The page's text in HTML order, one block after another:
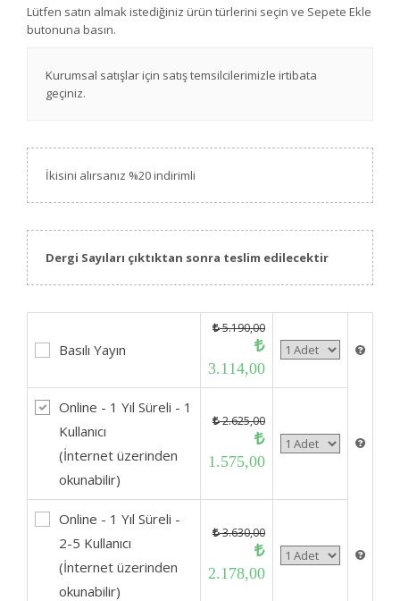
Lütfen satın almak istediğiniz ürün türlerini seçin ve Sepete Ekle
butonuna basın.
Kurumsal satışlar için satış temsilcilerimizle irtibata
geçiniz.
İkisini alırsanız %20 indirimli
Dergi Sayıları çıktıktan sonra teslim edilecektir
Basılı Yayın
5.190,00
3.114,00
Online - 1 Yıl Süreli - 1
Kullanıcı
(İnternet üzerinden
okunabilir)
2.625,00
1.575,00
Online - 1 Yıl Süreli -
2-5 Kullanıcı
(İnternet üzerinden
okunabilir)
3.630,00
2.178,00